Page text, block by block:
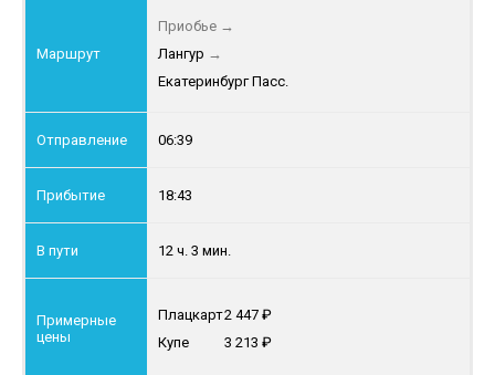
Приобье →
Лангур →
Екатеринбург Пасс.
06:39
18:43
12 ч. 3 мин.
Плацкарт2 447
Купе
3 213